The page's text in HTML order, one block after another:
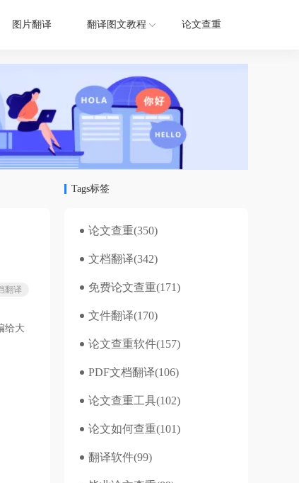
图片翻译 翻译图文教程 论文查重
翻译
给大
Tags标签
论文查重(350)
文档翻译(342)
免费论文查重(171)
文件翻译(170)
论文查重软件(157)
PDF文档翻译(106)
论文查重工具(102)
论文如何查重(101)
翻译软件(99)